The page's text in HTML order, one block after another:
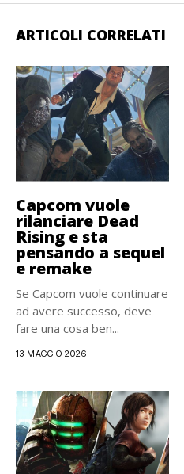
ARTICOLI CORRELATI
Capcom vuole
rilanciare Dead
Rising e sta
pensando a sequel
e remake
Se Capcom vuole continuare
ad avere successo, deve
fare una cosa ben...
13 MAGGIO 2026